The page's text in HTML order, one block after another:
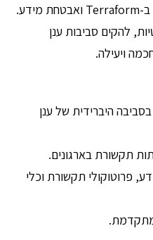
להקים סביבות ענן
ויעילה.
היברידית של ענן
תקשורת בארגונים.
פרוטוקולי תקשורת וכלי
מתקדמת.